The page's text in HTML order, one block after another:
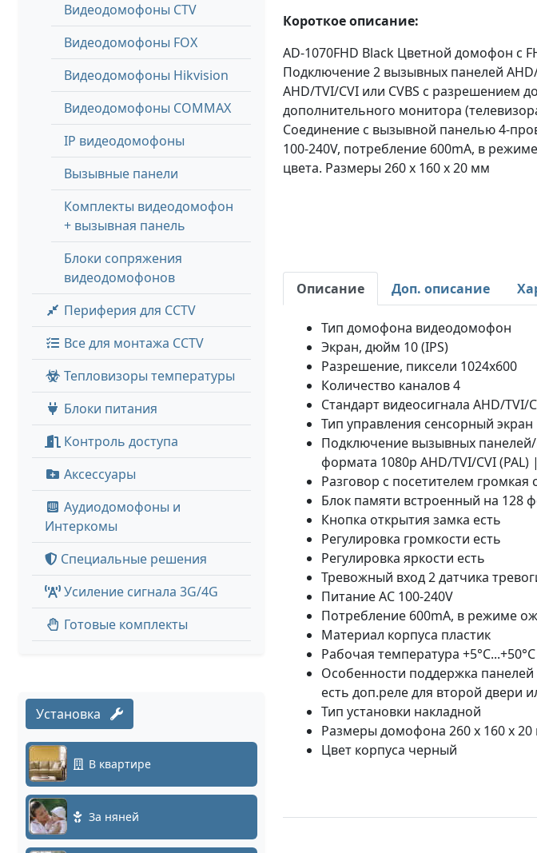
Видеодомофоны CTV
Видеодомофоны FOX
Видеодомофоны Hikvision
Видеодомофоны COMMAX
IP видеодомофоны
Вызывные панели
Комплекты видеодомофон
+ вызывная панель
Блоки сопряжения
видеодомофонов
Периферия для CCTV
Все для монтажа CCTV
Тепловизоры температуры
Блоки питания
Контроль доступа
Аксессуары
Аудиодомофоны и
Интеркомы
Специальные решения
Усиление сигнала 3G/4G
Готовые комплекты
Установка
В квартире
За няней
Короткое описание:
AD-1070FHD Black Цветной домофон с
Подключение 2 вызывных панелей
AHD/TVI/CVI или CVBS с разрешением
дополнительного монитора
Соединение с вызывной панелью 4-
100-240V, потребление 600mA, в
цвета. Размеры 260 х 160 х 20 мм
Описание Доп. описание
Тип домофона видеодомофон
Экран, дюйм 10 (IPS)
Разрешение, пиксели 1024х600
Количество каналов 4
Стандарт видеосигнала AHD/TVI/
Тип управления сенсорный экран
Подключение вызывных панелей/
формата 1080p AHD/TVI/CVI (PAL) |
Разговор с посетителем громкая
Блок памяти встроенный на 128
Кнопка открытия замка есть
Регулировка громкости есть
Регулировка яркости есть
Тревожный вход 2 датчика
Питание AC 100-240V
Потребление 600mA, в режиме
Материал корпуса пластик
Рабочая температура +5°C...+50°C
Особенности поддержка
есть доп.реле для второй двери
Тип установки накладной
Размеры домофона 260 х 160 х
Цвет корпуса черный